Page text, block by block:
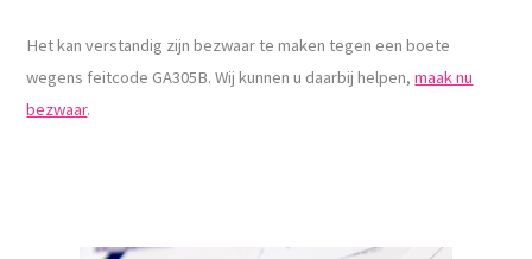
Het kan verstandig zijn bezwaar te maken tegen een boete
wegens feitcode GA305B. Wij kunnen u daarbij helpen,maak nu
bezwaar.